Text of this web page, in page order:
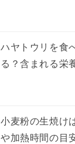
ハヤトウリを食
る？含まれる栄
小麦粉の生焼け
や加熱時間の目